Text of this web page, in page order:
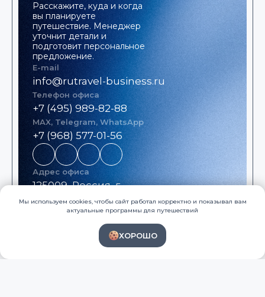
Мы используем cookies, чтобы сайт работал корректно и показывал вам
актуальные программы для путешествий
ХОРОШО
Расскажите, куда и когда
вы планируете
путешествие. Менеджер
уточнит детали и
подготовит персональное
предложение.
E-mail
info@rutravel-business.ru
Телефон офиса
+7 (495) 989-82-88
MAX, Telegram, WhatsApp
+7 (968) 577-01-56
Адрес офиса
125009, Россия, г.
Москва, ул. Тверская
д. 9/7, офис 411
Соцсети, рассылка, блог